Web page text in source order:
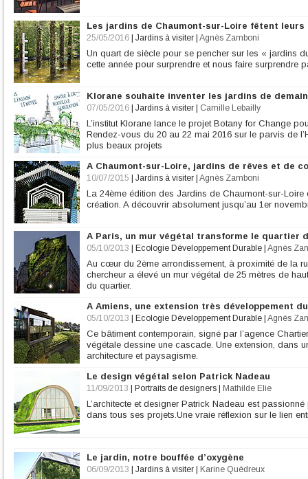
Les jardins de Chaumont-sur-Loire fêtent leurs
25/05/2016 Jardins à visiter Agnès Zamboni
Un quart de siècle pour se pencher sur les « jardins
cette année pour surprendre et nous faire surprendre
Klorane souhaite inventer les jardins de demain
07/05/2016 Jardins à visiter Camille Lebailly
L’institut Klorane lance le projet Botany for Change
Rendez-vous du 20 au 22 mai 2016 sur le parvis de
plus beaux projets
A Chaumont-sur-Loire, jardins de rêves et de
10/07/2015 Jardins à visiter Agnès Zamboni
La 24ème édition des Jardins de Chaumont-sur-
création. A découvrir absolument jusqu’au 1er
A Paris, un mur végétal transforme le quartier
05/10/2013 Ecologie Développement Durable Agnès
Au cœur du 2ème arrondissement, à proximité de la
chercheur a élevé un mur végétal de 25 mètres de
du quartier.
A Amiens, une extension très développement
05/10/2013 Ecologie Développement Durable Agnès
Ce bâtiment contemporain, signé par l’agence
végétale dessine une cascade. Une extension, dans
architecture et paysagisme.
Le design végétal selon Patrick Nadeau
11/09/2013 Portraits de designers Mathilde Elie
L’architecte et designer Patrick Nadeau est
dans tous ses projets.Une vraie réflexion sur le lien
Le jardin, notre bouffée d’oxygène
06/09/2013 Jardins à visiter Karine Quédreux